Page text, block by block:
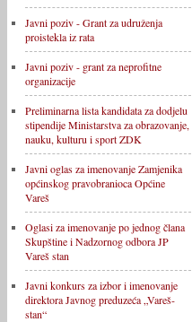
Javni poziv - Grant za udruženja
proistekla iz rata
Javni poziv - grant za neprofitne
organizacije
Preliminarna lista kandidata za dodjelu
stipendije Ministarstva za obrazovanje,
nauku, kulturu i sport ZDK
Javni oglas za imenovanje Zamjenika
općinskog pravobranioca Općine
Vareš
Oglasi za imenovanje po jednog člana
Skupštine i Nadzornog odbora JP
Vareš stan
Javni konkurs za izbor i imenovanje
direktora Javnog preduzeća „Vareš-
stan“